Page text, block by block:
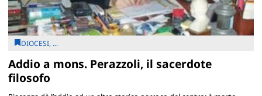
DIOCESI, ...
Addio a mons. Perazzoli, il sacerdote
filosofo